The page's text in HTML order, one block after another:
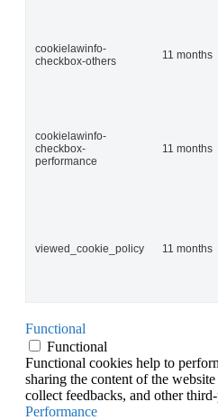
cookielawinfo-
checkbox-others
11 months
cookielawinfo-
checkbox-
performance
11 months
viewed_cookie_policy 11 months
Functional
Functional
Functional cookies help to
sharing the content of the
collect feedbacks, and other
Performance